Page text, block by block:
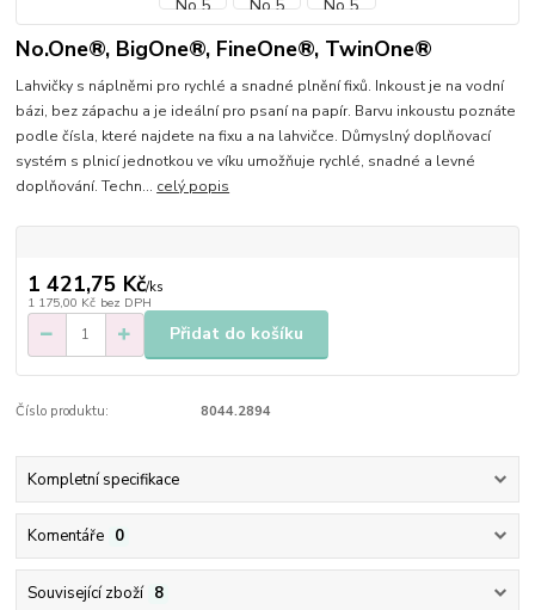
No.One®, BigOne®, FineOne®, TwinOne®
Lahvičky s náplněmi pro rychlé a snadné plnění fixů. Inkoust je na vodní
bázi, bez zápachu a je ideální pro psaní na papír. Barvu inkoustu poznáte
podle čísla, které najdete na fixu a na lahvičce. Důmyslný doplňovací
systém s plnicí jednotkou ve víku umožňuje rychlé, snadné a levné
doplňování. Techn... celý popis
1 421,75 Kč/ks
1 175,00 Kč bez DPH
Přidat do košíku
Číslo produktu: 8044.2894
Kompletní specifikace
Komentáře 0
Související zboží 8